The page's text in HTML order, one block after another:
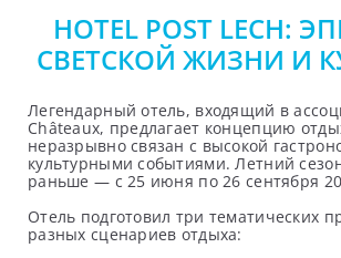
HOTEL POST LECH:
СВЕТСКОЙ ЖИЗНИ И
Легендарный отель, входящий в
Châteaux, предлагает концепцию
неразрывно связан с высокой
культурными событиями. Летний
раньше — с 25 июня по 26 сентября
Отель подготовил три тематических
разных сценариев отдыха: